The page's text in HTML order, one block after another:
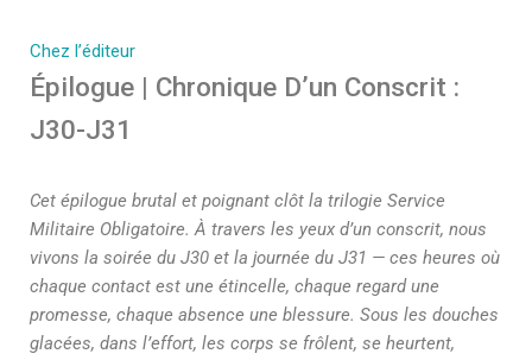
Chez l’éditeur
Épilogue | Chronique D’un Conscrit :
J30-J31
Cet épilogue brutal et poignant clôt la trilogie Service
Militaire Obligatoire. À travers les yeux d’un conscrit, nous
vivons la soirée du J30 et la journée du J31 — ces heures où
chaque contact est une étincelle, chaque regard une
promesse, chaque absence une blessure. Sous les douches
glacées, dans l’effort, les corps se frôlent, se heurtent,